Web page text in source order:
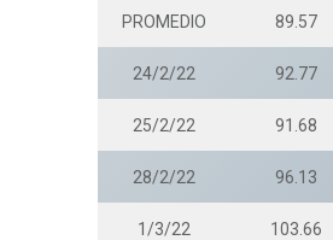
PROMEDIO 89.57
24/2/22 92.77
25/2/22 91.68
28/2/22 96.13
1/3/22 103.66